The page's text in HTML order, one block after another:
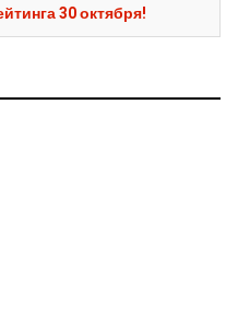
30 октября!